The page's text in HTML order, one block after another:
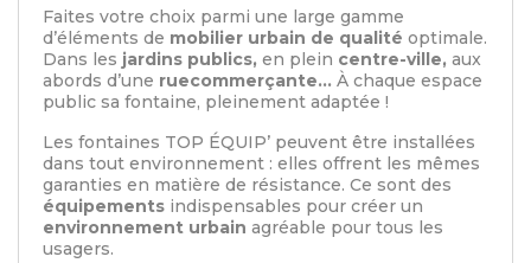
Faites votre choix parmi une large gamme
d’éléments de mobilier urbain de qualité optimale.
Dans les jardins publics, en plein centre-ville, aux
abords d’une ruecommerçante… À chaque espace
public sa fontaine, pleinement adaptée !
Les fontaines TOP ÉQUIP’ peuvent être installées
dans tout environnement : elles offrent les mêmes
garanties en matière de résistance. Ce sont des
équipements indispensables pour créer un
environnement urbain agréable pour tous les
usagers.